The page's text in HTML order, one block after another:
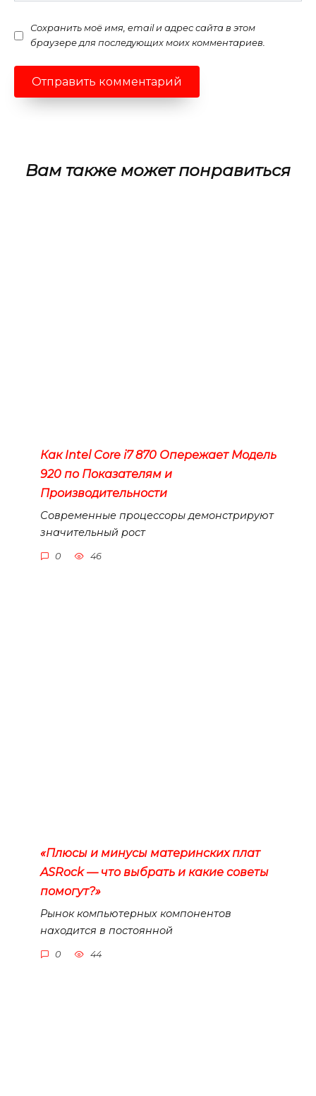
Сохранить моё имя, email и адрес сайта в этом
браузере для последующих моих комментариев.
Вам также может понравиться
Как Intel Core i7 870 Опережает Модель
920 по Показателям и
Производительности
Современные процессоры демонстрируют
значительный рост
0 46
«Плюсы и минусы материнских плат
ASRock — что выбрать и какие советы
помогут?»
Рынок компьютерных компонентов
находится в постоянной
0 44